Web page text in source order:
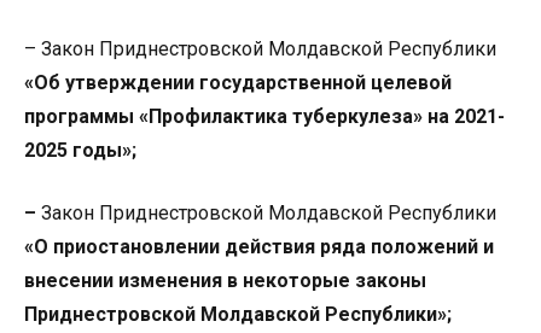
– Закон Приднестровской Молдавской Республики
«Об утверждении государственной целевой
программы «Профилактика туберкулеза» на 2021-
2025 годы»;
– Закон Приднестровской Молдавской Республики
«О приостановлении действия ряда положений и
внесении изменения в некоторые законы
Приднестровской Молдавской Республики»;